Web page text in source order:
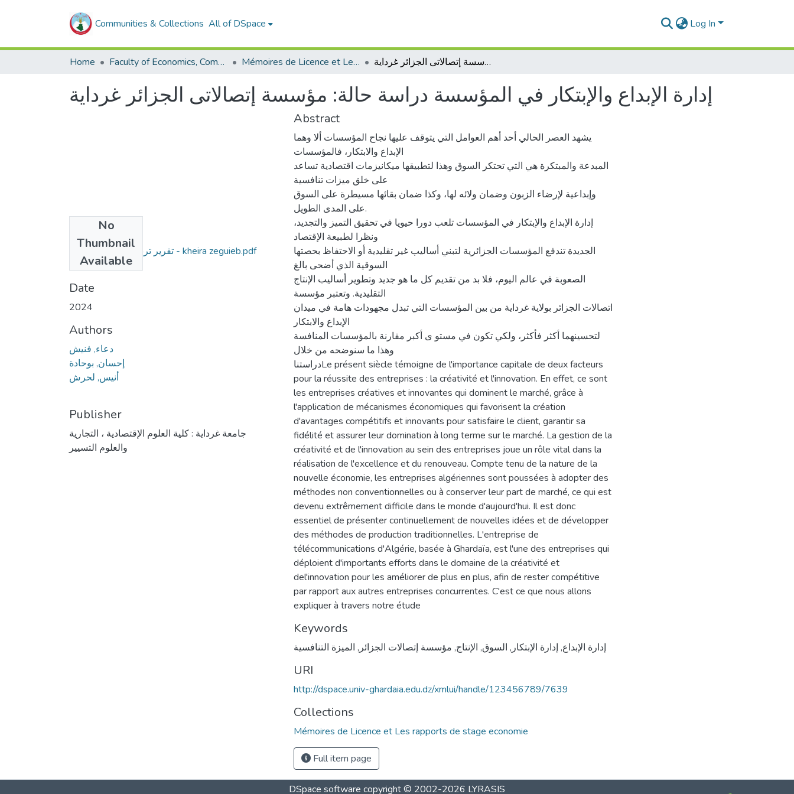
Communities & Collections All of DSpace Log In
Home Faculty of Economics, Commercial Sciences and Management Sciences Mémoires de Licence et Les rapports de stage economie إدارة الإبداع والإبتكار في المؤسسة دراسة حالة: مؤسسة إتصالاتى الجزائر غرداية
إدارة الإبداع والإبتكار في المؤسسة دراسة حالة: مؤسسة إتصالاتى الجزائر غرداية
No
Thumbnail
Available
تقرير تربص لبوحادة وفنيش - kheira zeguieb.pdf
(1.14 MB)
Date
2024
Authors
دعاء, فنيش
إحسان, بوحادة
أنيس, لحرش
Publisher
جامعة غرداية : كلية العلوم الإقتصادية ، التجارية
والعلوم التسيير
Abstract
یشهد العصر الحالي أحد أهم العوامل التي یتوقف علیها نجاح المؤسسات ألا وهما
الإبداع والابتكار، فالمؤسسات
المبدعة والمبتكرة هي التي تحتكر السوق وهذا لتطبيقها میکانیزمات اقتصادية تساعد
على خلق میزات تنافسية
وإبداعية لإرضاء الزبون وضمان ولائه لها، وكذا ضمان بقائها مسيطرة على السوق
على المدى الطويل.
إدارة الإبداع والإبتكار في المؤسسات تلعب دورا حيويا في تحقيق التميز والتجديد،
ونظرا لطبيعة الإقتصاد
الجديدة تندفع المؤسسات الجزائرية لتبني أساليب غير تقليدية أو الاحتفاظ بحصتها
السوقية الذي أضحى بالغ
الصعوبة في عالم اليوم، فلا بد من تقديم كل ما هو جديد وتطوير أساليب الإنتاج
التقليدية. وتعتبر مؤسسة
اتصالات الجزائر بولاية غرداية من بین المؤسسات التي تبدل مجهودات هامة في میدان
الإبداع والابتكار
لتحسينهما أكثر فأكثر، ولكي تكون في مستو ى أكبر مقارنة بالمؤسسات المنافسة
وهذا ما سنوضحه من خلال
دراستناLe présent siècle témoigne de l'importance capitale de deux facteurs
pour la réussite des entreprises : la créativité et l'innovation. En effet, ce sont
les entreprises créatives et innovantes qui dominent le marché, grâce à
l'application de mécanismes économiques qui favorisent la création
d'avantages compétitifs et innovants pour satisfaire le client, garantir sa
fidélité et assurer leur domination à long terme sur le marché. La gestion de la
créativité et de l'innovation au sein des entreprises joue un rôle vital dans la
réalisation de l'excellence et du renouveau. Compte tenu de la nature de la
nouvelle économie, les entreprises algériennes sont poussées à adopter des
méthodes non conventionnelles ou à conserver leur part de marché, ce qui est
devenu extrêmement difficile dans le monde d'aujourd'hui. Il est donc
essentiel de présenter continuellement de nouvelles idées et de développer
des méthodes de production traditionnelles. L'entreprise de
télécommunications d'Algérie, basée à Ghardaïa, est l'une des entreprises qui
déploient d'importants efforts dans le domaine de la créativité et
del'innovation pour les améliorer de plus en plus, afin de rester compétitive
par rapport aux autres entreprises concurrentes. C'est ce que nous allons
expliquer à travers notre étude
Keywords
إدارة الإبداع,إدارة الإبتكار , السوق, الإنتاج, مؤسسة إتصالات الجزائر , الميزة التنافسية
URI
http://dspace.univ-ghardaia.edu.dz/xmlui/handle/123456789/7639
Collections
Mémoires de Licence et Les rapports de stage economie
Full item page
DSpace software copyright © 2002-2026 LYRASIS